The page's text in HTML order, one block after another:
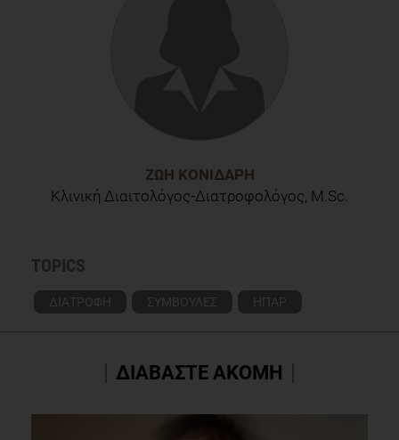
ΖΩΉ ΚΟΝΙΔΆΡΗ
Κλινική Διαιτολόγος-Διατροφολόγος, M.Sc.
TOPICS
ΔΙΑΤΡΟΦΗ ΣΥΜΒΟΥΛΕΣ ΗΠΑΡ
ΔΙΑΒΑΣΤΕ ΑΚΟΜΗ